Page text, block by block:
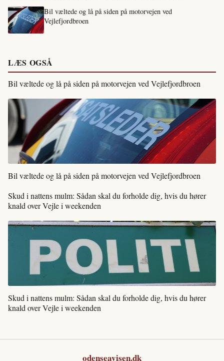
Bil væltede og lå på siden på motorvejen ved
Vejlefjordbroen
LÆS OGSÅ
Bil væltede og lå på siden på motorvejen ved Vejlefjordbroen
Bil væltede og lå på siden på motorvejen ved Vejlefjordbroen
Skud i nattens mulm: Sådan skal du forholde dig, hvis du hører
knald over Vejle i weekenden
Skud i nattens mulm: Sådan skal du forholde dig, hvis du hører
knald over Vejle i weekenden
odenseavisen.dk